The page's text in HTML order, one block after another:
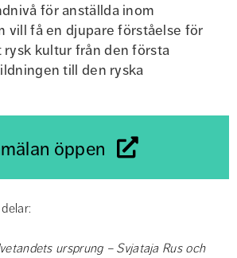
för anställda inom
vill få en djupare förståelse för
rysk kultur från den första
till den ryska
öppen
ursprung – Svjataja Rus och